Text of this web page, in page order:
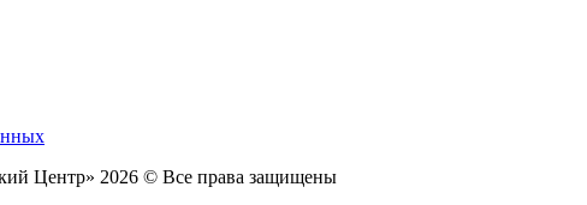
Центр» 2026 © Все права защищены